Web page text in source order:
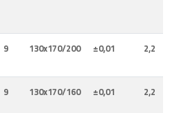
9 130x170/200 ±0,01 2,2
9 130x170/160 ±0,01 2,2